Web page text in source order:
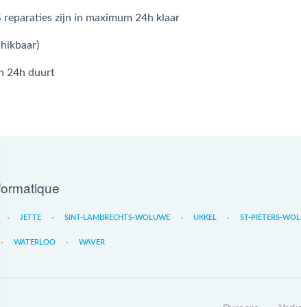
reparaties zijn in maximum 24h klaar
24h duurt
JETTE SINT-LAMBRECHTS-WOLUWE UKKEL ST-PIETERS-
WATERLOO WAVER